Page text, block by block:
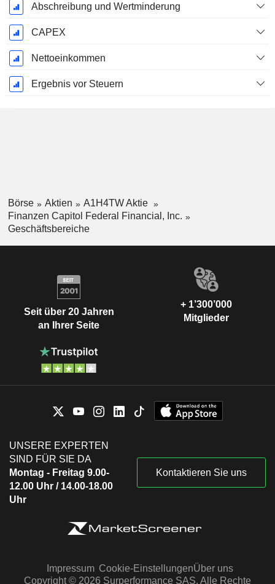
Abschreibung und Wertminderung
CAPEX
Nettoeinkommen
Ergebnis vor Steuern
Börse Aktien
A1H4TW Aktie
Finanzen Capitol Federal Financial, Inc.
Geschäftsbereiche
Seit über 20 Jahren
an Ihrer Seite
+ 1’300’000
Mitglieder
UNSERE EXPERTEN
SIND FÜR SIE DA
Montag - Freitag 9.00-
12.00 Uhr / 14.00-18.00
Uhr
Kontaktieren Sie uns
Impressum Cookie-EinstellungenÜber uns
Copyright © 2026 Surperformance SAS. Alle Rechte